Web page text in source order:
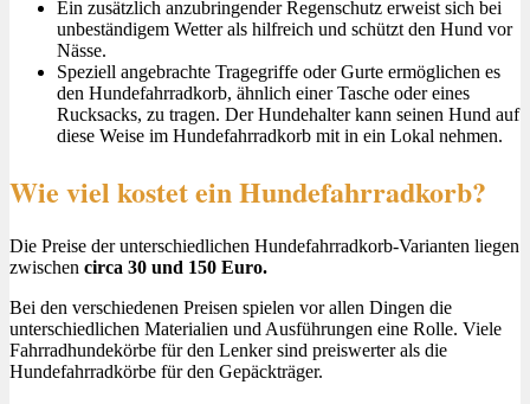
Ein zusätzlich anzubringender Regenschutz erweist sich bei
unbeständigem Wetter als hilfreich und schützt den Hund vor
Nässe.
Speziell angebrachte Tragegriffe oder Gurte ermöglichen es
den Hundefahrradkorb, ähnlich einer Tasche oder eines
Rucksacks, zu tragen. Der Hundehalter kann seinen Hund auf
diese Weise im Hundefahrradkorb mit in ein Lokal nehmen.
Wie viel kostet ein Hundefahrradkorb?
Die Preise der unterschiedlichen Hundefahrradkorb-Varianten liegen
zwischen circa 30 und 150 Euro.
Bei den verschiedenen Preisen spielen vor allen Dingen die
unterschiedlichen Materialien und Ausführungen eine Rolle. Viele
Fahrradhundekörbe für den Lenker sind preiswerter als die
Hundefahrradkörbe für den Gepäckträger.